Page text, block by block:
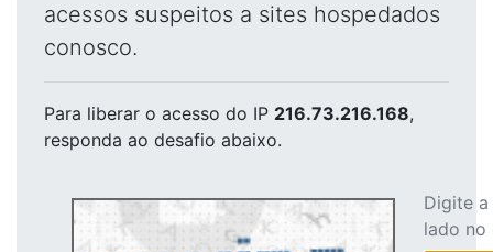
acessos suspeitos a sites hospedados
conosco.
Para liberar o acesso do IP 216.73.216.168,
responda ao desafio abaixo.
Digite
lado no